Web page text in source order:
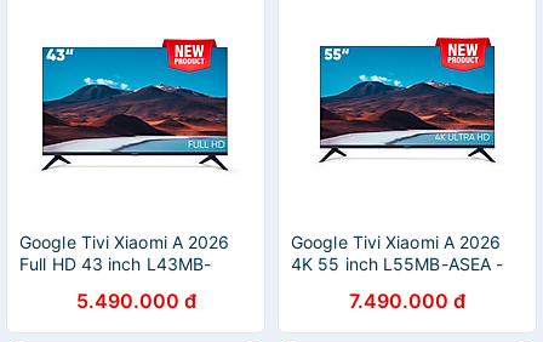
Google Tivi Xiaomi A 2026
Full HD 43 inch L43MB-
5.490.000 đ
Google Tivi Xiaomi A 2026
4K 55 inch L55MB-ASEA -
7.490.000 đ